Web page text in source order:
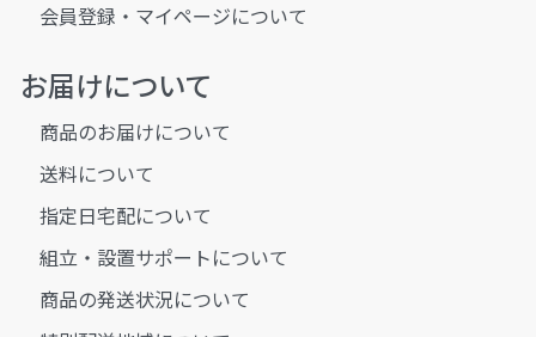
会員登録・マイページについて
お届けについて
商品のお届けについて
送料について
指定日宅配について
組立・設置サポートについて
商品の発送状況について